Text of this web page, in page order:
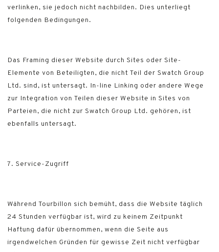
verlinken, sie jedoch nicht nachbilden. Dies unterliegt
folgenden Bedingungen.
Das Framing dieser Website durch Sites oder Site-
Elemente von Beteiligten, die nicht Teil der Swatch Group
Ltd. sind, ist untersagt. In-line Linking oder andere Wege
zur Integration von Teilen dieser Website in Sites von
Parteien, die nicht zur Swatch Group Ltd. gehören, ist
ebenfalls untersagt.
7. Service-Zugriff
Während Tourbillon sich bemüht, dass die Website täglich
24 Stunden verfügbar ist, wird zu keinem Zeitpunkt
Haftung dafür übernommen, wenn die Seite aus
irgendwelchen Gründen für gewisse Zeit nicht verfügbar